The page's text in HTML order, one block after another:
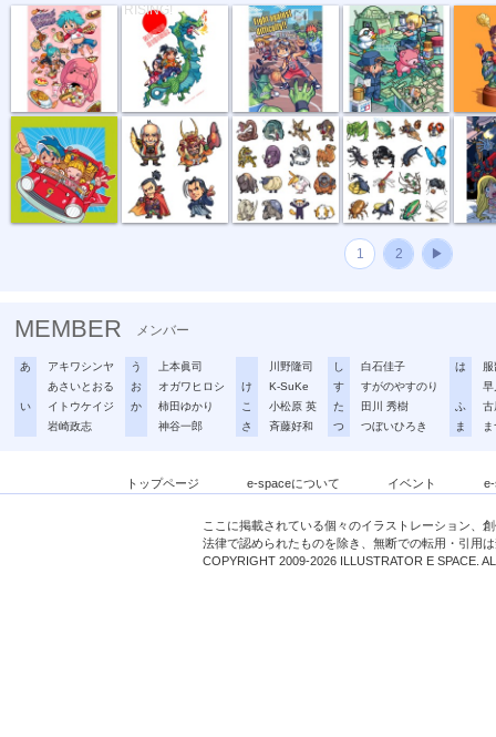
RISING!
知育CD「うた... まんが伝記シ... どうぶつシー... こんちゅうシ... 吸血
1 2 ▶
MEMBER メンバー
あ
アキワシンヤ
あさいとおる
い
イトウケイジ
岩崎政志
う
上本眞司
お
オガワヒロシ
か
柿田ゆかり
神谷一郎
川野隆司
け
K-SuKe
こ
小松原 英
さ
斉藤好和
し
白石佳子
す
すがのやすのり
た
田川 秀樹
つ
つぼいひろき
は
早
ふ
古
ま
トップページ e-spaceについて イベント
ここに掲載されている個々のイラストレーション、
法律で認められたものを除き、無断での転用・引用
COPYRIGHT 2009-2026 ILLUSTRATOR E SPACE.